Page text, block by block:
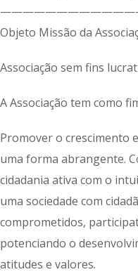
Objeto Missão da
Associação sem fins
A Associação tem como
Promover o crescimento
uma forma abrangente.
cidadania ativa com o
uma sociedade com
comprometidos,
potenciando o
atitudes e valores.